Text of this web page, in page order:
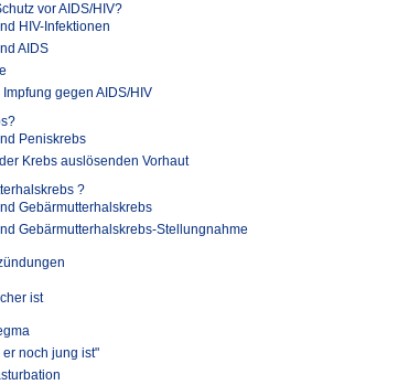
vor AIDS/HIV?
HIV-Infektionen
AIDS
gegen AIDS/HIV
Peniskrebs
Krebs auslösenden Vorhaut
?
Gebärmutterhalskrebs
Gebärmutterhalskrebs-Stellungnahme
ist
noch jung ist"